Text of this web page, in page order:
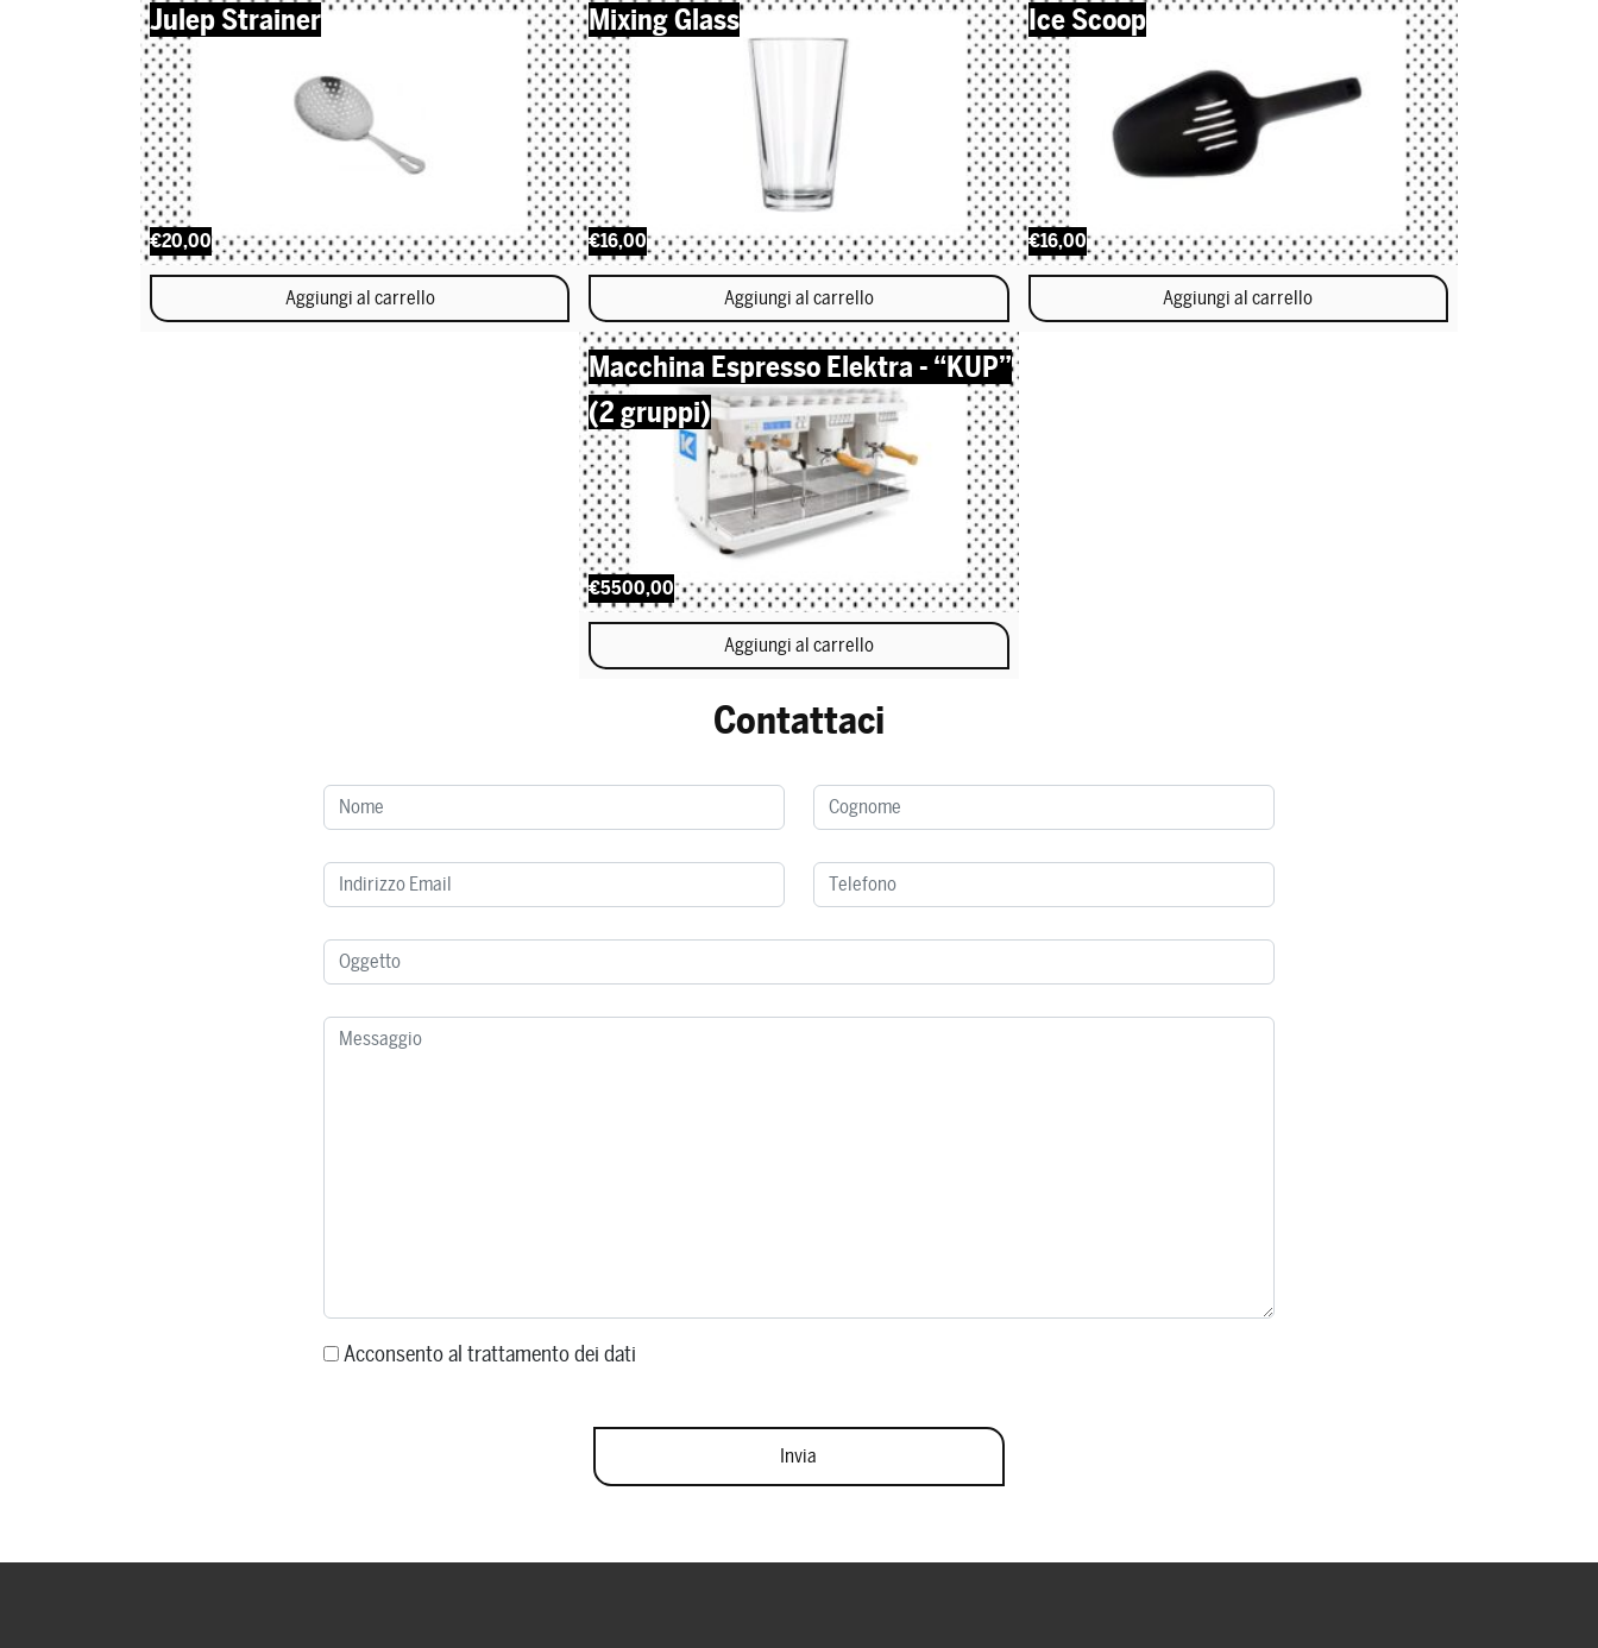
Julep Strainer
€20,00
Aggiungi al carrello
Mixing Glass
€16,00
Aggiungi al carrello
Ice Scoop
€16,00
Aggiungi al carrello
Macchina Espresso Elektra - “KUP”
(2 gruppi)
€5500,00
Aggiungi al carrello
Contattaci
Acconsento al trattamento dei dati